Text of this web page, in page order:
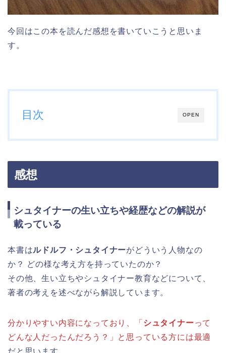
今回はこの本を読んだ感想を書いていこうと思いま
す。
OPEN
目次
感想
シュタイナーの生い立ちや経歴などの解説が
載っている
本書はルドルフ・シュタイナーがどういう人物なの
か？ どの様な考え方を持っていたのか？
その他、生い立ちやシュタイナー教育などについて、
著者の考えを述べながら解説しています。
分かりやすい内容になっており、「 シュタイナーって
どんな人だったんだろう？」と思っている方には最適
だと思います。